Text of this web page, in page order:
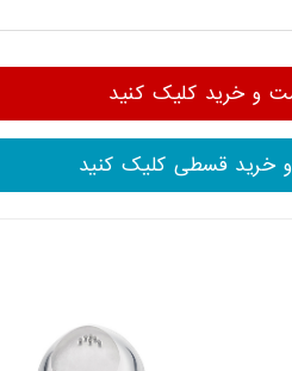
و خرید کلیک کنید
قسطی کلیک کنید